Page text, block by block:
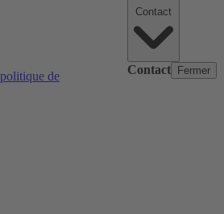
politique de
Contact Fermer